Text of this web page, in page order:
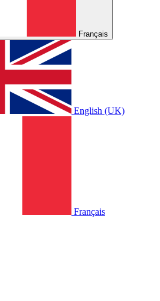
Français
English (UK)
Français